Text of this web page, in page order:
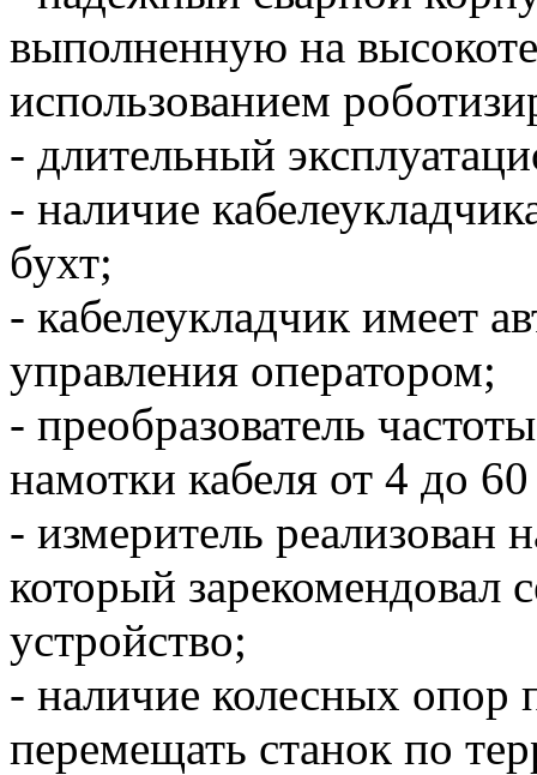
выполненную на
использованием
- длительный
- наличие
бухт;
- кабелеукладчик имеет
управления оператором;
- преобразователь
намотки кабеля от 4 до
- измеритель реализован
который зарекомендовал
устройство;
- наличие колесных опор
перемещать станок по